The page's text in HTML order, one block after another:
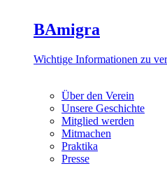
BAmigra
Wichtige Informationen zu
Über den Verein
Unsere Geschichte
Mitglied werden
Mitmachen
Praktika
Presse